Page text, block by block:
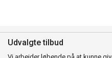
Udvalgte tilbud